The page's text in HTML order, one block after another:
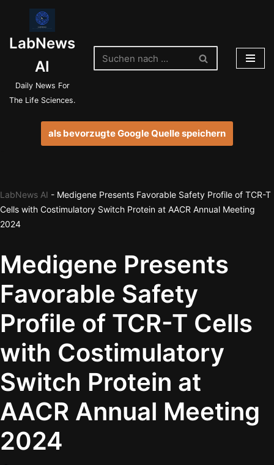
Inhalt
springen
LabNews
AI
Daily News For
The Life Sciences.
als bevorzugte Google Quelle speichern
LabNews AI - Medigene Presents Favorable Safety Profile of TCR-T
Cells with Costimulatory Switch Protein at AACR Annual Meeting
2024
Medigene Presents
Favorable Safety
Profile of TCR-T Cells
with Costimulatory
Switch Protein at
AACR Annual Meeting
2024